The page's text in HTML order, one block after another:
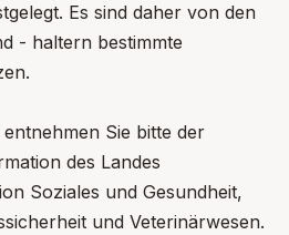
Es sind daher von den
- haltern bestimmte
Sie bitte der
des Landes
Soziales und Gesundheit,
und Veterinärwesen.